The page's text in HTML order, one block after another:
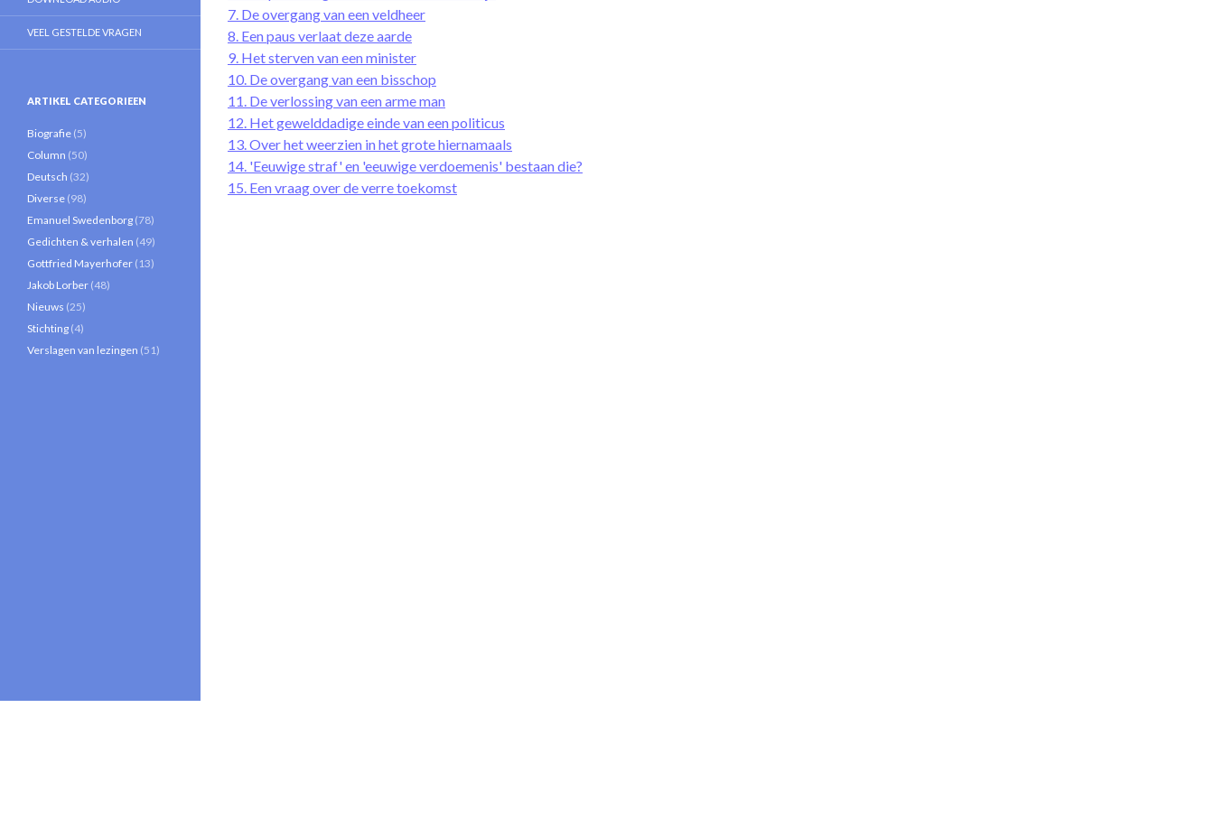
7. De overgang van een veldheer
8. Een paus verlaat deze aarde
9. Het sterven van een minister
10. De overgang van een bisschop
11. De verlossing van een arme man
12. Het gewelddadige einde van een politicus
13. Over het weerzien in het grote hiernamaals
14. 'Eeuwige straf' en 'eeuwige verdoemenis' ­bestaan die?
15. Een vraag over de verre toekomst
VEEL GESTELDE VRAGEN
ARTIKEL CATEGORIEEN
Biografie (5)
Column (50)
Deutsch (32)
Diverse (98)
Emanuel Swedenborg (78)
Gedichten & verhalen (49)
Gottfried Mayerhofer (13)
Jakob Lorber (48)
Nieuws (25)
Stichting (4)
Verslagen van lezingen (51)